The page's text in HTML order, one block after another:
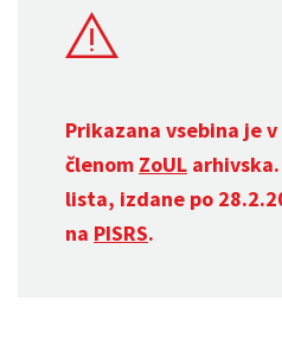
Prikazana vsebina je
členom ZoUL
lista, izdane po
na PISRS.